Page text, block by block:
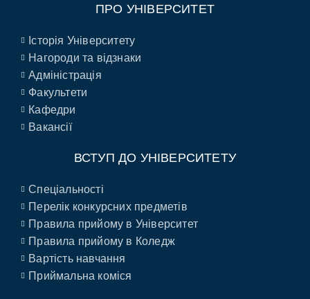
ПРО УНІВЕРСИТЕТ
Історія Університету
Нагороди та відзнаки
Адміністрація
Факультети
Кафедри
Вакансії
ВСТУП ДО УНІВЕРСИТЕТУ
Спеціальності
Перелік конкурсних предметів
Правила прийому в Університет
Правила прийому в Коледж
Вартість навчання
Приймальна коміся